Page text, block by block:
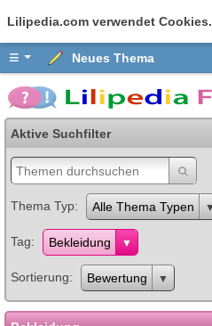
Lilipedia.com verwendet Cookies.
≡ Neues Thema
Aktive Suchfilter
Thema Typ Alle Thema Typen
Tag Bekleidung
Sortierung Bewertung